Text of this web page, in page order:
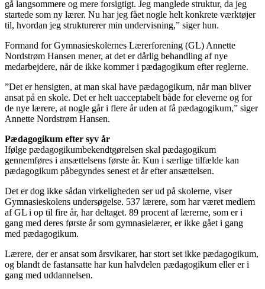
gå langsommere og mere forsigtigt. Jeg manglede struktur, da jeg
startede som ny lærer. Nu har jeg fået nogle helt konkrete værktøjer
til, hvordan jeg strukturerer min undervisning,” siger hun.
Formand for Gymnasieskolernes Lærerforening (GL) Annette
Nordstrøm Hansen mener, at det er dårlig behandling af nye
medarbejdere, når de ikke kommer i pædagogikum efter reglerne.
”Det er hensigten, at man skal have pædagogikum, når man bliver
ansat på en skole. Det er helt uacceptabelt både for eleverne og for
de nye lærere, at nogle går i flere år uden at få pædagogikum,” siger
Annette Nordstrøm Hansen.
Pædagogikum efter syv år
Ifølge pædagogikumbekendtgørelsen skal pædagogikum
gennemføres i ansættelsens første år. Kun i særlige tilfælde kan
pædagogikum påbegyndes senest et år efter ansættelsen.
Det er dog ikke sådan virkeligheden ser ud på skolerne, viser
Gymnasieskolens undersøgelse. 537 lærere, som har været medlem
af GL i op til fire år, har deltaget. 89 procent af lærerne, som er i
gang med deres første år som gymnasielærer, er ikke gået i gang
med pædagogikum.
Lærere, der er ansat som årsvikarer, har stort set ikke pædagogikum,
og blandt de fastansatte har kun halvdelen pædagogikum eller er i
gang med uddannelsen.